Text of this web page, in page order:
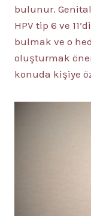
bulunur.
HPV tip 6 ve
bulmak ve o
oluşturmak
konuda kişiye